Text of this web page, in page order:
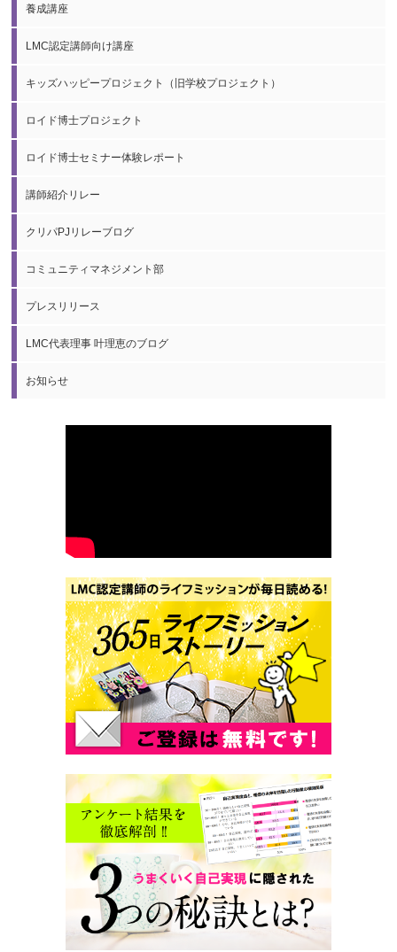
養成講座
LMC認定講師向け講座
キッズハッピープロジェクト（旧学校プロジェクト）
ロイド博士プロジェクト
ロイド博士セミナー体験レポート
講師紹介リレー
クリパPJリレーブログ
コミュニティマネジメント部
プレスリリース
LMC代表理事 叶理恵のブログ
お知らせ